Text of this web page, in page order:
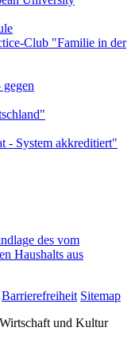
des vom
Haushalts aus
Barrierefreiheit Sitemap
und Kultur